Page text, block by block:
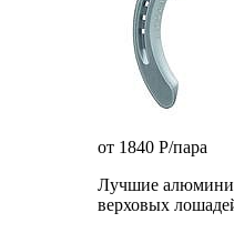
от 1840 P/пара
Лучшие
верховых